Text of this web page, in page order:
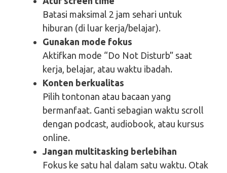
Batasi maksimal 2 jam sehari untuk
hiburan (di luar kerja/belajar).
Gunakan mode fokus
Aktifkan mode “Do Not Disturb” saat
kerja, belajar, atau waktu ibadah.
Konten berkualitas
Pilih tontonan atau bacaan yang
bermanfaat. Ganti sebagian waktu scroll
dengan podcast, audiobook, atau kursus
online.
Jangan multitasking berlebihan
Fokus ke satu hal dalam satu waktu. Otak